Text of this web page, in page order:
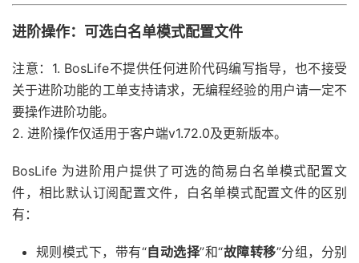
进阶操作：可选白名单模式配置文件
注意： 1. BosLife不提供任何进阶代码编写指导，也不接受
关于进阶功能的工单支持请求，无编程经验的用户请一定不
要操作进阶功能。
2. 进阶操作仅适用于客户端v1.72.0及更新版本。
BosLife 为进阶用户提供了可选的简易白名单模式配置文
件，相比默认订阅配置文件，白名单模式配置文件的区别
有：
规则模式下，带有“自动选择”和“故障转移”分组，分别